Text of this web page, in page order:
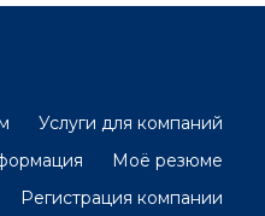
Услуги для компаний
Моё резюме
Регистрация компании